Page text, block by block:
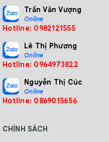
Trần Văn Vượng
Online
Hotline: 0982121555
Lê Thị Phương
Online
Hotline: 0964973822
Nguyễn Thị Cúc
Online
Hotline: 0869015656
CHÍNH SÁCH